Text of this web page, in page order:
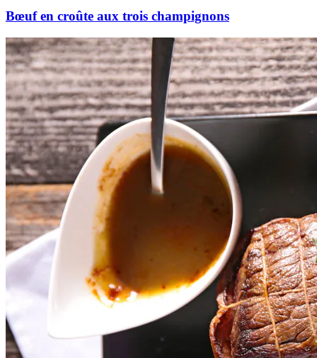
Bœuf en croûte aux trois champignons